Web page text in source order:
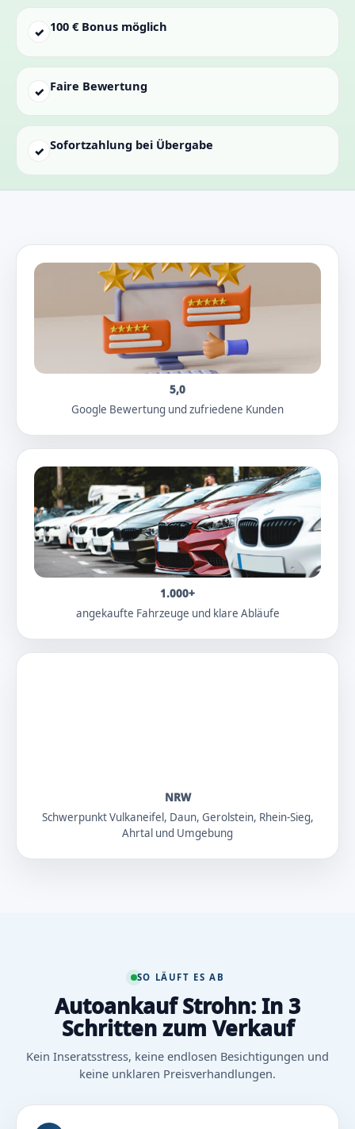
✓ 100 € Bonus möglich
✓ Faire Bewertung
✓ Sofortzahlung bei Übergabe
5,0
Google Bewertung und zufriedene Kunden
1.000+
angekaufte Fahrzeuge und klare Abläufe
NRW
Schwerpunkt Vulkaneifel, Daun, Gerolstein, Rhein-Sieg,
Ahrtal und Umgebung
SO LÄUFT ES AB
Autoankauf Strohn: In 3
Schritten zum Verkauf
Kein Inseratsstress, keine endlosen Besichtigungen und
keine unklaren Preisverhandlungen.